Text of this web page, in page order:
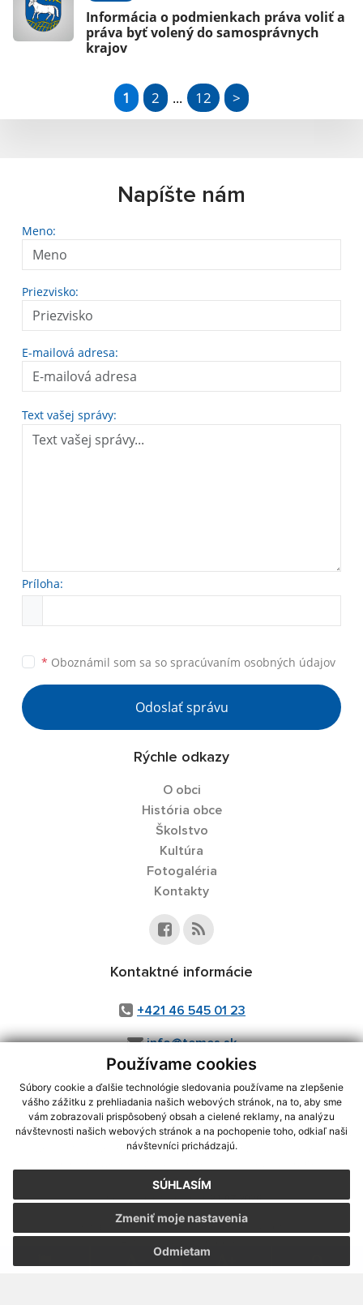
Používame cookies
Súbory cookie a ďalšie technológie sledovania používame na zlepšenie
vášho zážitku z prehliadania našich webových stránok, na to, aby sme
vám zobrazovali prispôsobený obsah a cielené reklamy, na analýzu
návštevnosti našich webových stránok a na pochopenie toho, odkiaľ naši
návštevníci prichádzajú.
SÚHLASÍM
Odmietam
Zmeniť moje nastavenia
Informácia o podmienkach práva voliť a
práva byť volený do samosprávnych
krajov
1 2 ... 12 >
Napíšte nám
Meno:
Priezvisko:
E-mailová adresa:
Text vašej správy:
Príloha:
* Oboznámil som sa so spracúvaním osobných údajov
Odoslať správu
Rýchle odkazy
O obci
História obce
Školstvo
Kultúra
Fotogaléria
Kontakty
Kontaktné informácie
+421 46 545 01 23
info@temes.sk
využite možnosť získavania aktuálnych informácií s využitím RSS
CMS systém (redakčný) systém ECHELON 2,Mapa stránok,web portál
webex.digital, s.r.o.,domény,registrácia domény
Posledná aktualizácia:21.07.2026
Vytlačiť stránku|Vyhlásenie o prístupnosti